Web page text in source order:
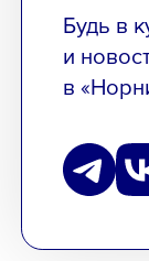
Будь в
и
в